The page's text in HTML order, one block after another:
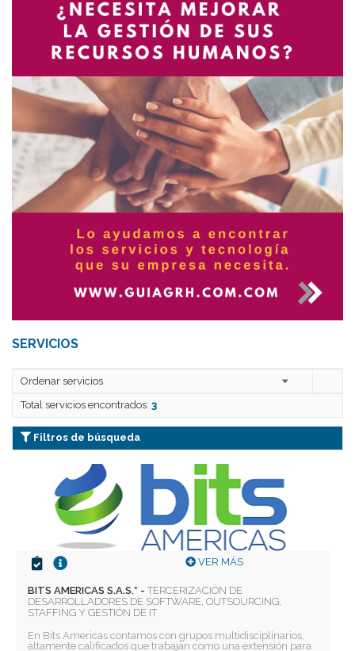
política de tratamiento datos personales.
Enviar
SERVICIOS
Total servicios encontrados: 3
Filtros de búsqueda
VER MÁS
BITS AMERICAS S.A.S.* -TERCERIZACIÓN DE
DESARROLLADORES DE SOFTWARE, OUTSOURCING,
STAFFING Y GESTIÓN DE IT
En Bits Americas contamos con grupos multidisciplinarios,
altamente calificados que trabajan como una extensión para